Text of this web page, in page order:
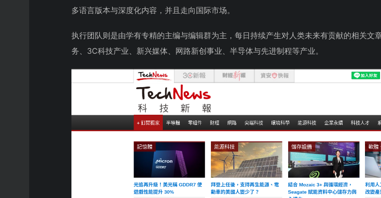
多语言版本与深度化内容，并且走向国际市场。
执行团队则是由学有专精的主编与编辑群为主，每日持续产生对人类未来有贡献的相关
务、3C科技产业、新兴媒体、网路新创事业、半导体与先进制程等产业。